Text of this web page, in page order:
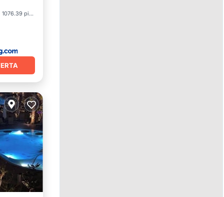
1076.39 pies²